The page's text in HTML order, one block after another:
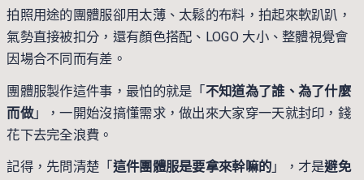
拍照用途的團體服卻用太薄、太鬆的布料，拍起來軟趴趴，
氣勢直接被扣分，還有顏色搭配、LOGO 大小、整體視覺會
因場合不同而有差。
團體服製作這件事，最怕的就是「不知道為了誰、為了什麼
而做」，一開始沒搞懂需求，做出來大家穿一天就封印，錢
花下去完全浪費。
記得，先問清楚「這件團體服是要拿來幹嘛的 」，才是避免